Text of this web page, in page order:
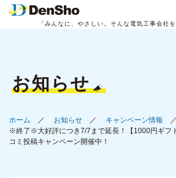
「みんなに、やさしい。 そんな電気工事会社
お知らせ
ホーム お知らせ
キャンペーン情報
※終了※大好評につき7/7まで延長！【1000円ギフ
コミ投稿キャンペーン開催中！